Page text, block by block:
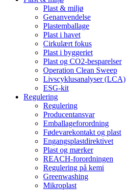
Plast & miljø
Genanvendelse
Plastemballage
Plast i havet
Cirkulært fokus
Plast i byggeriet
Plast og CO2-besparelser
Operation Clean Sweep
Livscyklusanalyser (LCA)
ESG-kit
Regulering
Regulering
Producentansvar
Emballageforordning
Fødevarekontakt og plast
Engangsplastdirektivet
Plast og mærker
REACH-forordningen
Regulering på kemi
Greenwashing
Mikroplast